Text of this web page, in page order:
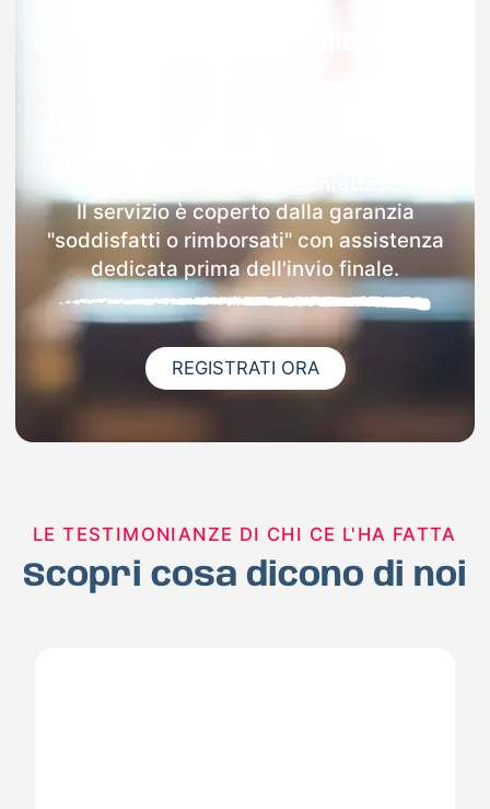
Il servizio è coperto dalla garanzia
"soddisfatti o rimborsati" con assistenza
dedicata prima dell'invio finale.
REGISTRATI ORA
LE TESTIMONIANZE DI CHI CE L'HA FATTA
Scopri cosa dicono di noi